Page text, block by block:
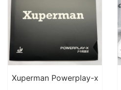
Xuperman Powerplay-x